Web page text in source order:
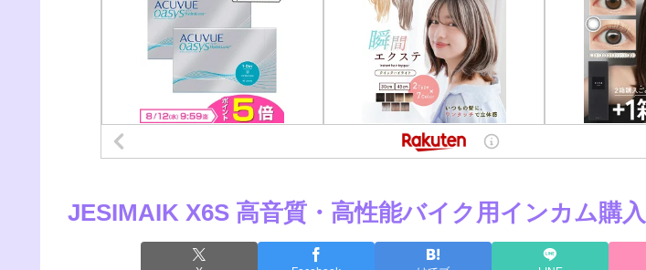
JESIMAIK X6S 高音質・高性能バイク用インカム購